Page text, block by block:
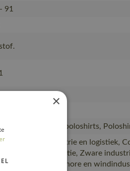
91
poloshirts, Werkpoloshirts,
Lichte industrie en logistiek,
en productie, Zware
en industrie, Offshore en
×